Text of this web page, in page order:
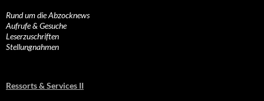
Rund um die Abzocknews
Aufrufe & Gesuche
Leserzuschriften
Stellungnahmen
Ressorts & Services II